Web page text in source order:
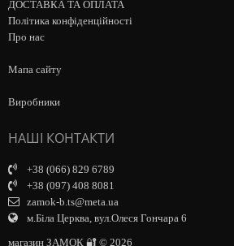
ДОСТАВКА ТА ОПЛАТА
Політика конфіденційності
Про нас
Мапа сайту
Виробники
НАШІ КОНТАКТИ
+38 (066) 829 6789
+38 (097) 408 8081
zamok-b.ts@meta.ua
м.Біла Церква, вул.Олеся Гончара 6
магазин ЗАМОК 🔐 © 2026